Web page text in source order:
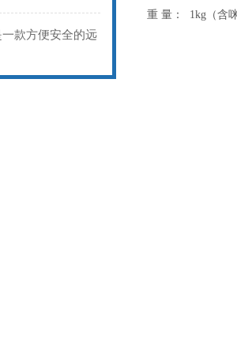
款方便安全的远
重 量： 1kg（含